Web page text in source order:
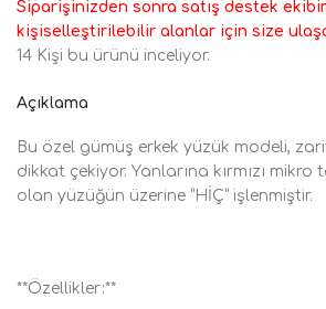
Siparişinizden sonra satış destek
kişiselleştirilebilir alanlar için size
14 Kişi bu ürünü inceliyor.
Açıklama
Bu özel gümüş erkek yüzük modeli,
dikkat çekiyor. Yanlarına kırmızı
olan yüzüğün üzerine “HİÇ” işlenmiştir.
**Özellikler:**